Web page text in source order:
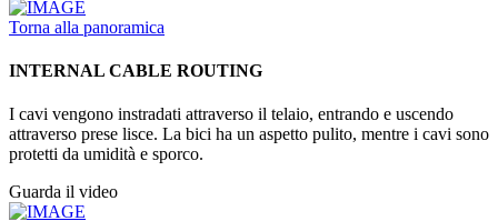
Torna alla panoramica
INTERNAL CABLE ROUTING
I cavi vengono instradati attraverso il telaio, entrando e uscendo
attraverso prese lisce. La bici ha un aspetto pulito, mentre i cavi sono
protetti da umidità e sporco.
Guarda il video